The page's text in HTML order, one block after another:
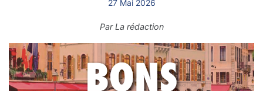
27 Mai 2026
ParLa rédaction